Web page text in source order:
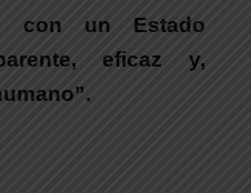
con un Estado
eficaz y,